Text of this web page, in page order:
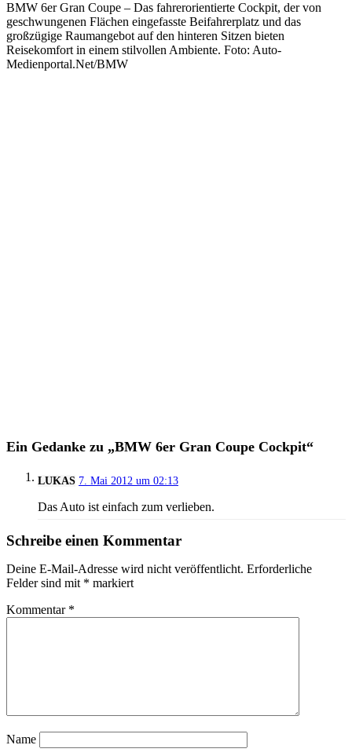
BMW 6er Gran Coupe – Das fahrerorientierte Cockpit, der von
geschwungenen Flächen eingefasste Beifahrerplatz und das
großzügige Raumangebot auf den hinteren Sitzen bieten
Reisekomfort in einem stilvollen Ambiente. Foto: Auto-
Medienportal.Net/BMW
Ein Gedanke zu „BMW 6er Gran Coupe Cockpit“
LUKAS 7. Mai 2012 um 02:13
Das Auto ist einfach zum verlieben.
Schreibe einen Kommentar
Deine E-Mail-Adresse wird nicht veröffentlicht. Erforderliche
Felder sind mit * markiert
Kommentar *
Name